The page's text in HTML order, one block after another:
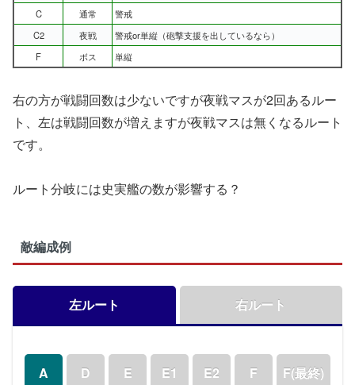
C
通常
警戒
C2
夜戦
警戒or単縦（砲撃支援を出しているなら）
F
ボス 単縦
右の方が戦闘回数は少ないですが夜戦マスが2回あるルー
ト、左は戦闘回数が増えますが夜戦マスは無くなるルート
です。
ルート分岐には史実艦の数が影響する？
敵編成例
左ルート
A D E E1 E2 F F(最終)
右ルート